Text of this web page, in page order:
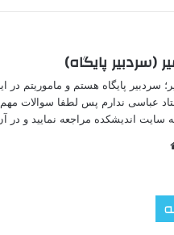
(سردبیر پایگاه)
سردبیر پایگاه هستم و ماموریتم
عباسی ندارم پس لطفا سوالات
سایت اندیشکده مراجعه نمایید و در